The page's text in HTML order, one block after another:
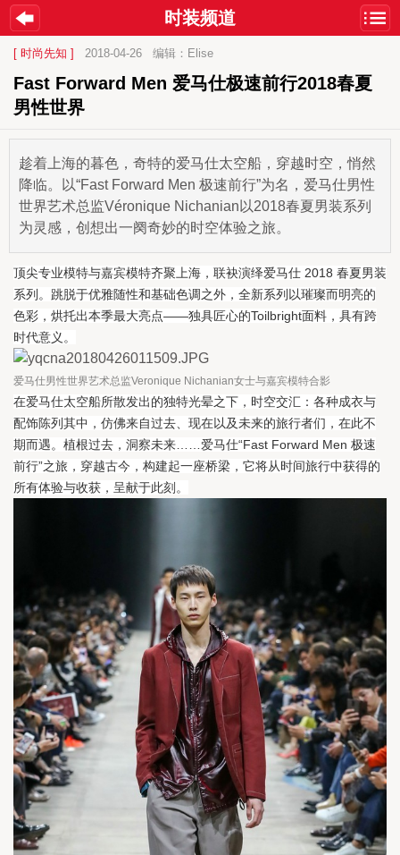
时装频道
[ 时尚先知 ] 2018-04-26 编辑：Elise
Fast Forward Men 爱马仕极速前行2018春夏
男性世界
趁着上海的暮色，奇特的爱马仕太空船，穿越时空，悄然
降临。以“Fast Forward Men 极速前行”为名，爱马仕男性
世界艺术总监Véronique Nichanian以2018春夏男装系列
为灵感，创想出一阕奇妙的时空体验之旅。
顶尖专业模特与嘉宾模特齐聚上海，联袂演绎爱马仕 2018 春夏男装
系列。跳脱于优雅随性和基础色调之外，全新系列以璀璨而明亮的
色彩，烘托出本季最大亮点——独具匠心的Toilbright面料，具有跨
时代意义。
爱马仕男性世界艺术总监Veronique Nichanian女士与嘉宾模特合影
在爱马仕太空船所散发出的独特光晕之下，时空交汇：各种成衣与
配饰陈列其中，仿佛来自过去、现在以及未来的旅行者们，在此不
期而遇。 植根过去，洞察未来……爱马仕“Fast Forward Men 极速
前行”之旅，穿越古今，构建起一座桥梁，它将从时间旅行中获得的
所有体验与收获，呈献于此刻。